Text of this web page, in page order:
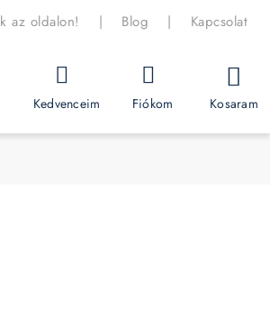
az oldalon! | Blog | Kapcsolat
Kedvenceim Fiókom Kosaram